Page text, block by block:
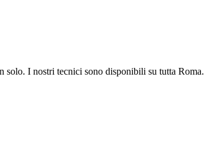
solo. I nostri tecnici sono disponibili su tutta Roma.